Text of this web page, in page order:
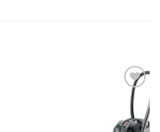
Dodaj
na
listu
želja